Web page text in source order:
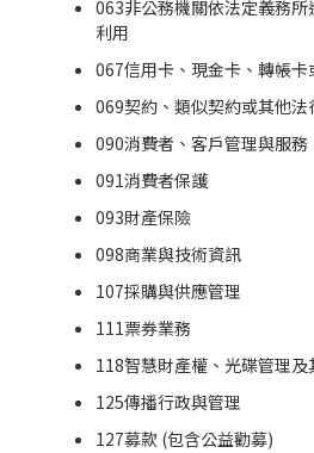
063非公務機關依法定義務
利用
067信用卡、現金卡、轉帳卡
069契約、類似契約或其他法
090消費者、客戶管理與服務
091消費者保護
093財產保險
098商業與技術資訊
107採購與供應管理
111票券業務
118智慧財產權、光碟管理
125傳播行政與管理
127募款 (包含公益勸募)